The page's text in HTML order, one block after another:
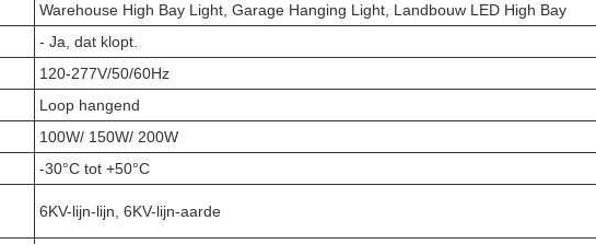
Warehouse High Bay Light, Garage Hanging Light, Landbouw LED High Bay
- Ja, dat klopt.
120-277V/50/60Hz
Loop hangend
100W/ 150W/ 200W
-30°C tot +50°C
6KV-lijn-lijn, 6KV-lijn-aarde